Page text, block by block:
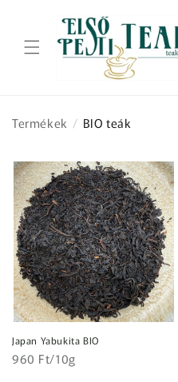
tartalomhoz
Termékek / BIO teák
Japan Yabukita BIO
Normál
Egységár
960 Ft/10g